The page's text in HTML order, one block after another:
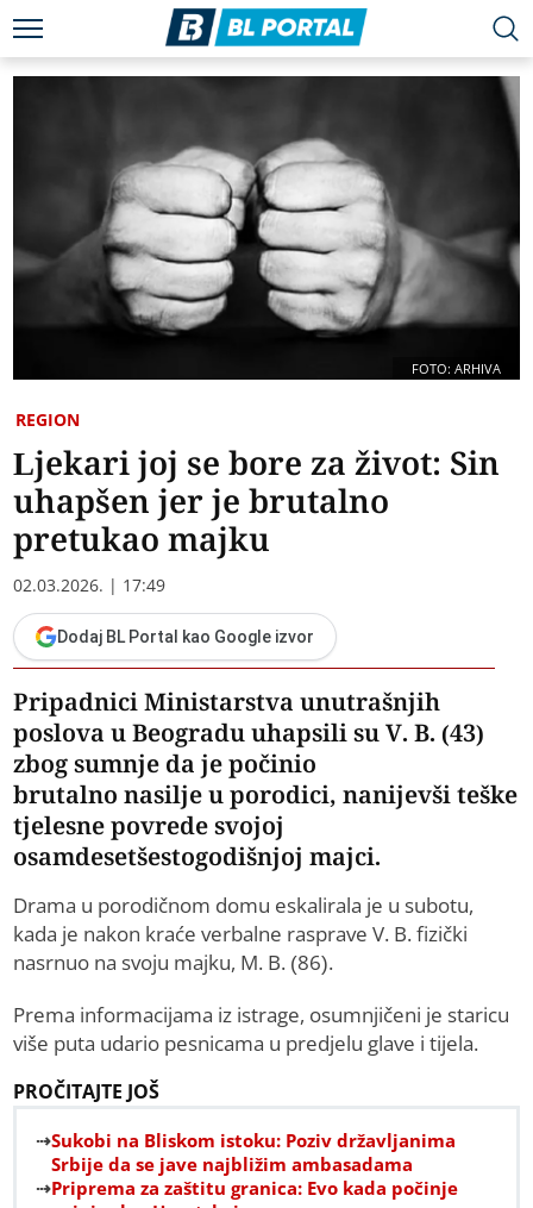
FOTO: ARHIVA
REGION
Ljekari joj se bore za život: Sin
uhapšen jer je brutalno
pretukao majku
02.03.2026. | 17:49
Dodaj BL Portal kao Google izvor
Pripadnici Ministarstva unutrašnjih
poslova u Beogradu uhapsili su V. B. (43)
zbog sumnje da je počinio
brutalno nasilje u porodici, nanijevši teške
tjelesne povrede svojoj
osamdesetšestogodišnjoj majci.
Drama u porodičnom domu eskalirala je u subotu,
kada je nakon kraće verbalne rasprave V. B. fizički
nasrnuo na svoju majku, M. B. (86).
Prema informacijama iz istrage, osumnjičeni je staricu
više puta udario pesnicama u predjelu glave i tijela.
PROČITAJTE JOŠ
Sukobi na Bliskom istoku: Poziv državljanima
Srbije da se jave najbližim ambasadama
Priprema za zaštitu granica: Evo kada počinje